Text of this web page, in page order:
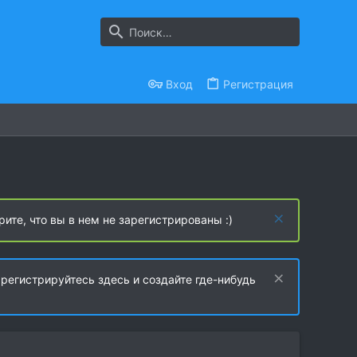
Вход Регистрация
что вы в нем не зарегистрированы :)
здесь и создайте где-нибудь